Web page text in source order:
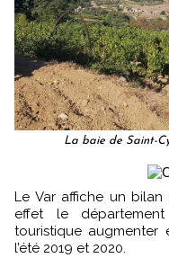
La baie de Saint-
Le Var affiche un bilan été 2021 plus que satisfaisant. En
effet le
touristique augmenter
l’été 2019 et 2020.